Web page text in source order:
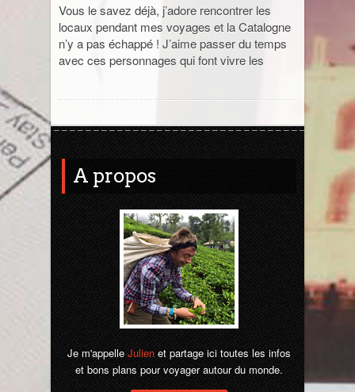
Sénégal
Sri Lanka
Turquie
Vous le savez déjà, j’adore rencontrer les
locaux pendant mes voyages et la Catalogne
n’y a pas échappé ! J’aime passer du temps
avec ces personnages qui font vivre les
A propos
Je m'appelle Julien et partage ici toutes les infos
et bons plans pour voyager autour du monde.